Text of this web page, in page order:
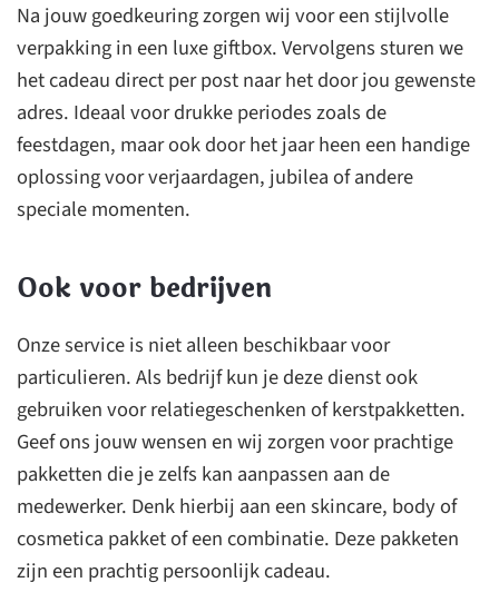
Na jouw goedkeuring zorgen wij voor een stijlvolle
verpakking in een luxe giftbox. Vervolgens sturen we
het cadeau direct per post naar het door jou gewenste
adres. Ideaal voor drukke periodes zoals de
feestdagen, maar ook door het jaar heen een handige
oplossing voor verjaardagen, jubilea of andere
speciale momenten.
Ook voor bedrijven
Onze service is niet alleen beschikbaar voor
particulieren. Als bedrijf kun je deze dienst ook
gebruiken voor relatiegeschenken of kerstpakketten.
Geef ons jouw wensen en wij zorgen voor prachtige
pakketten die je zelfs kan aanpassen aan de
medewerker. Denk hierbij aan een skincare, body of
cosmetica pakket of een combinatie. Deze pakketen
zijn een prachtig persoonlijk cadeau.